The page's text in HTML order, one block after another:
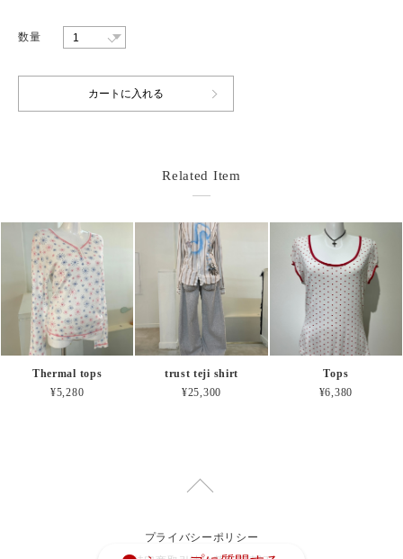
数量
Related Item
Thermal tops
¥5,280
trust teji shirt
¥25,300
Tops
¥6,380
プライバシーポリシー